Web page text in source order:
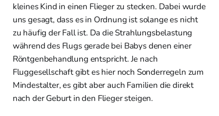
kleines Kind in einen Flieger zu stecken. Dabei wurde
uns gesagt, dass es in Ordnung ist solange es nicht
zu häufig der Fall ist. Da die Strahlungsbelastung
während des Flugs gerade bei Babys denen einer
Röntgenbehandlung entspricht. Je nach
Fluggesellschaft gibt es hier noch Sonderregeln zum
Mindestalter, es gibt aber auch Familien die direkt
nach der Geburt in den Flieger steigen.